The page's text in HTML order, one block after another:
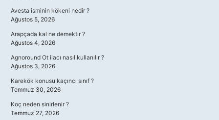
Avesta isminin kökeni nedir ?
Ağustos 5, 2026
Arapçada kal ne demektir ?
Ağustos 4, 2026
Agnoround Ot ilacı nasıl kullanılır ?
Ağustos 3, 2026
Karekök konusu kaçıncı sınıf ?
Temmuz 30, 2026
Koç neden sinirlenir ?
Temmuz 27, 2026